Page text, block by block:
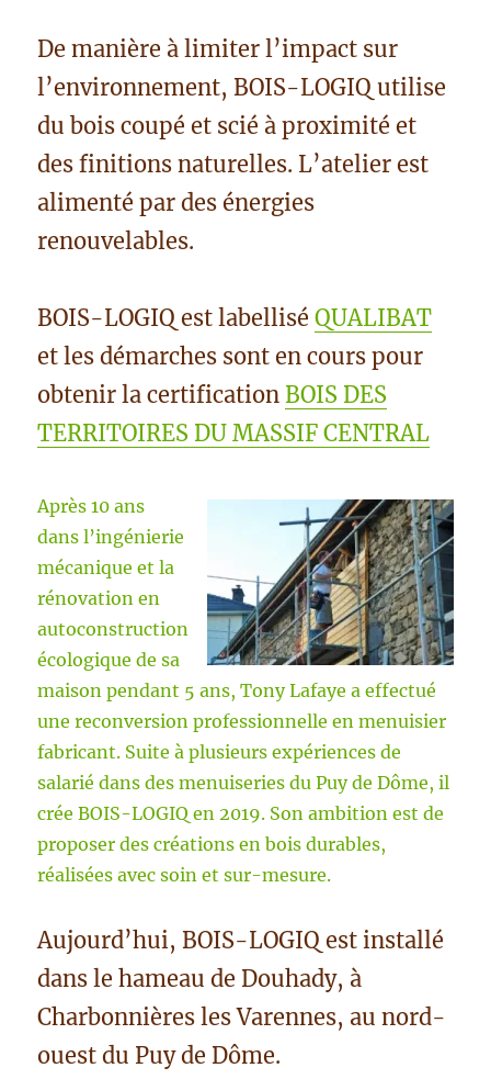
De manière à limiter l’impact sur
l’environnement, BOIS-LOGIQ utilise
du bois coupé et scié à proximité et
des finitions naturelles. L’atelier est
alimenté par des énergies
renouvelables.
BOIS-LOGIQ est labelliséQUALIBAT
et les démarches sont en cours pour
obtenir la certification BOIS DES
TERRITOIRES DU MASSIF CENTRAL
Après 10 ans
dans l’ingénierie
mécanique et la
rénovation en
autoconstruction
écologique de sa
maison pendant 5 ans, Tony Lafaye a effectué
une reconversion professionnelle en menuisier
fabricant. Suite à plusieurs expériences de
salarié dans des menuiseries du Puy de Dôme, il
crée BOIS-LOGIQ en 2019. Son ambition est de
proposer des créations en bois durables,
réalisées avec soin et sur-mesure.
Aujourd’hui, BOIS-LOGIQ est installé
dans le hameau de Douhady, à
Charbonnières les Varennes, au nord-
ouest du Puy de Dôme.